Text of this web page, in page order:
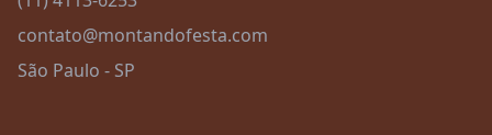
contato@montandofesta.com
São Paulo - SP